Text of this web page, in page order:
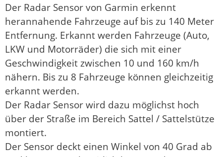
Der Radar Sensor von Garmin erkennt
herannahende Fahrzeuge auf bis zu 140 Meter
Entfernung. Erkannt werden Fahrzeuge (Auto,
LKW und Motorräder) die sich mit einer
Geschwindigkeit zwischen 10 und 160 km/h
nähern. Bis zu 8 Fahrzeuge können gleichzeitig
erkannt werden.
Der Radar Sensor wird dazu möglichst hoch
über der Straße im Bereich Sattel / Sattelstütze
montiert.
Der Sensor deckt einen Winkel von 40 Grad ab